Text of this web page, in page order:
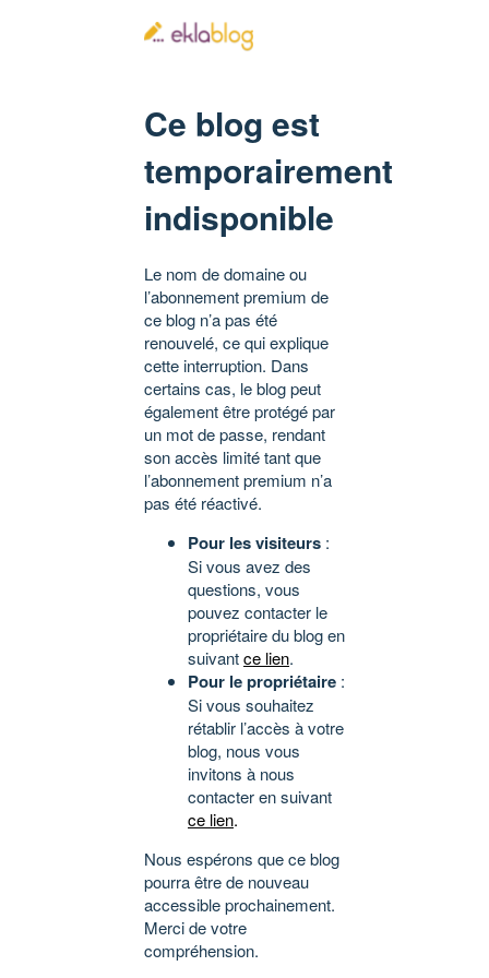
Ce blog est
temporairement
indisponible
Le nom de domaine ou
l’abonnement premium de
ce blog n’a pas été
renouvelé, ce qui explique
cette interruption. Dans
certains cas, le blog peut
également être protégé par
un mot de passe, rendant
son accès limité tant que
l’abonnement premium n’a
pas été réactivé.
Pour les visiteurs :
Si vous avez des
questions, vous
pouvez contacter le
propriétaire du blog en
suivantce lien.
Pour le propriétaire :
Si vous souhaitez
rétablir l’accès à votre
blog, nous vous
invitons à nous
contacter en suivant
ce lien.
Nous espérons que ce blog
pourra être de nouveau
accessible prochainement.
Merci de votre
compréhension.